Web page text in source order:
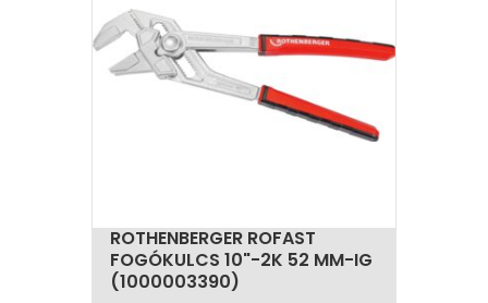
ROTHENBERGER ROFAST
FOGÓKULCS 10"-2K 52 MM-IG
(1000003390)